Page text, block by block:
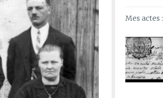
Mes actes :